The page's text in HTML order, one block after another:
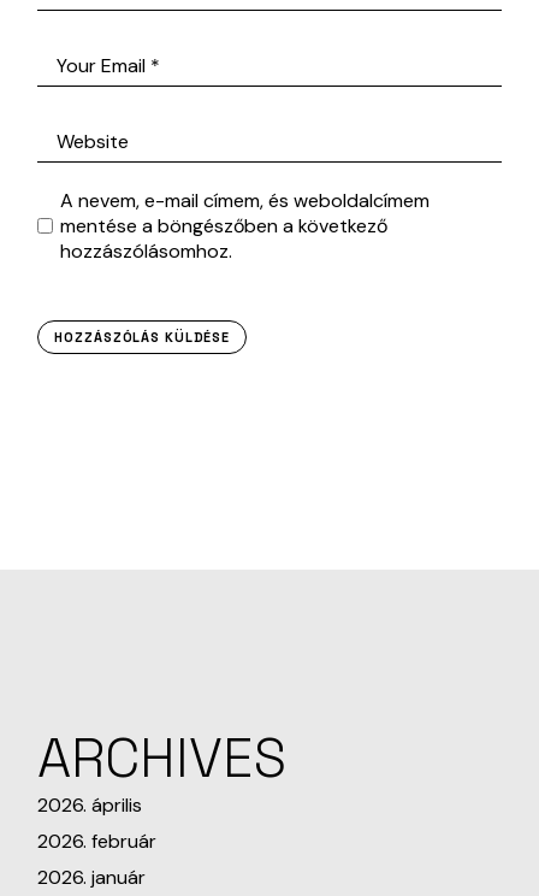
A nevem, e-mail címem, és weboldalcímem
mentése a böngészőben a következő
hozzászólásomhoz.
HOZZÁSZÓLÁS KÜLDÉSE
ARCHIVES
2026. április
2026. február
2026. január